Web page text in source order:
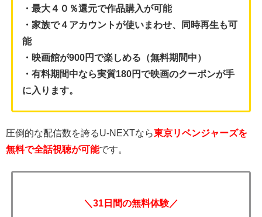
・最大４０％還元で作品購入が可能
・家族で４アカウントが使いまわせ、同時再生も可
能
・映画館が900円で楽しめる（無料期間中）
・有料期間中なら実質180円で映画のクーポンが手
に入ります。
圧倒的な配信数を誇るU-NEXTなら東京リベンジャーズを
無料で全話視聴が可能です。
＼31日間の無料体験／